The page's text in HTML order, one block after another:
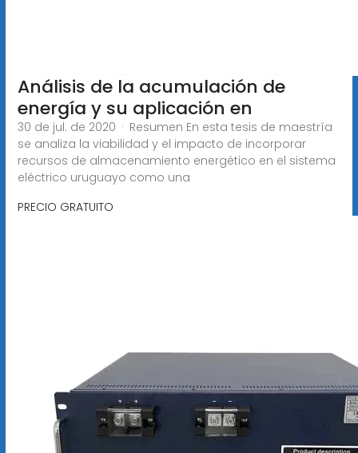
Análisis de la acumulación de
energía y su aplicación en
30 de jul. de 2020 · Resumen En esta tesis de maestría
se analiza la viabilidad y el impacto de incorporar
recursos de almacenamiento energético en el sistema
eléctrico uruguayo como una
PRECIO GRATUITO